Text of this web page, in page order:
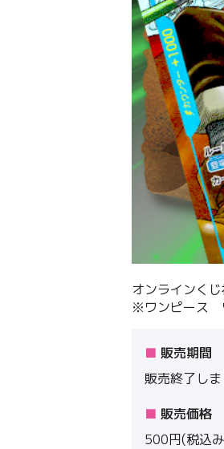
オンラインく
※ワンピース
販売期間
販売終了しま
販売価格
500円(税込